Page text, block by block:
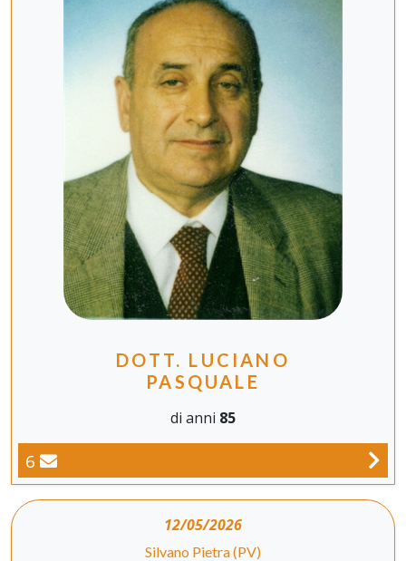
DOTT. LUCIANO
PASQUALE
di anni 85
6
12/05/2026
Silvano Pietra (PV)